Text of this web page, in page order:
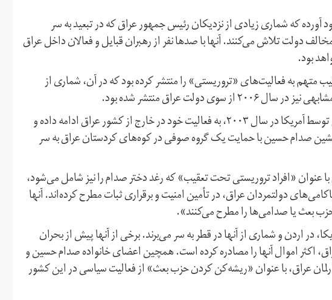
که شماری زیادی از نزدیکان رئیس جمهور عراق که در تبعید به سر
دولت تلاش می‌کنند. آنها با صدها نفر از رهبران قبایل و فعالان داخل عراق
بود.
متهم به فعالیت‌های «تروریستی» را منتشر کرده بود که در آن، شماری از
دولت عراق منتشر شده بود.
حزب بعث پس از سرنگونی رژیم صدام حسین توسط آمریکا در سال ۲۰۰۳، به فعالیت خود در خارج از کشور عراق ادامه داده و
صدام حسین با حمایت یک گروه صوفی در کوه‌های کردستان عراق به سر
عنوان «افراد تروریستی تحت تعقیب» که رغد دختر صدام را نیز شامل می‌شود،
دولتمردان عراق، در تأمین امنیت و برقراری ثبات مطرح کرده‌اند. آنها
حزب بعث یا صدامی‌ها را مطرح می‌کنند».
در اردن و شماری از آنها در قطر به سر می‌برند. برخی از آنها پیش از بحران
اکثر اموال آنها را مصادره کرده است. همچین اعضای خانواده صدام حسین و
عراق، با عنوان «ریشه‌کن کردن حزب بعث» از فعالیت سیاسی در این کشور